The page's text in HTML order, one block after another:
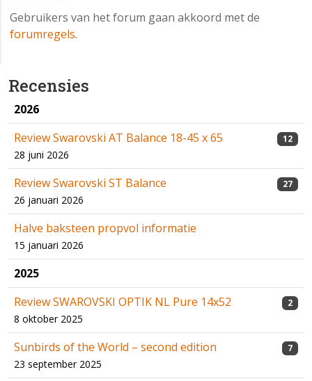
Recensies
2026
Review Swarovski AT Balance 18-45 x 65
28 juni 2026
12
Review Swarovski ST Balance
26 januari 2026
27
Halve baksteen propvol informatie
15 januari 2026
2025
Review SWAROVSKI OPTIK NL Pure 14x52
8 oktober 2025
2
Sunbirds of the World – second edition
23 september 2025
7
Gebruikers van het forum gaan akkoord met de
forumregels.